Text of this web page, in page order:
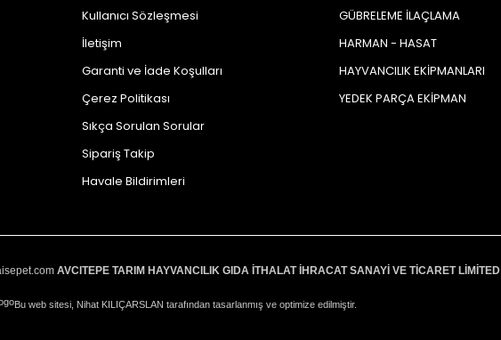
Kullanıcı Sözleşmesi
İletişim
Garanti ve İade Koşulları
Çerez Politikası
Sıkça Sorulan Sorular
Sipariş Takip
Havale Bildirimleri
GÜBRELEME İLAÇLAMA
HARMAN - HASAT
HAYVANCILIK EKİPMANLARI
YEDEK PARÇA EKİPMAN
AVCITEPE TARIM HAYVANCILIK GIDA İTHALAT İHRACAT SANAYİ VE TİCARET LİMİTED
Bu web sitesi, Nihat KILIÇARSLAN tarafından tasarlanmış ve optimize edilmiştir.